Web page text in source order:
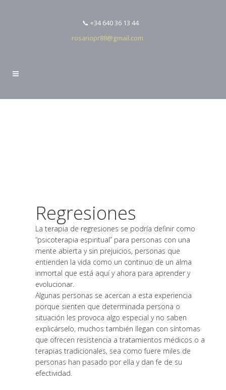
📞 +34 640 36 13 44
rosariopr88@gmail.com
Regresiones
La terapia de regresiones se podría definir como
“psicoterapia espiritual” para personas con una
mente abierta y sin prejuicios, personas que
entienden la vida como un continuo de un alma
inmortal que está aquí y ahora para aprender y
evolucionar.
Algunas personas se acercan a esta experiencia
porque sienten que determinada persona o
situación les provoca algo especial y no saben
explicárselo, muchos también llegan con síntomas
que ofrecen resistencia a tratamientos médicos o a
terapias tradicionales, sea como fuere miles de
personas han pasado por ella y dan fe de su
efectividad.